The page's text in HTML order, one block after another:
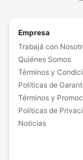
Empresa
Trabajá con
Quiénes Somos
Términos y
Políticas de
Términos y
Políticas de
Noticias